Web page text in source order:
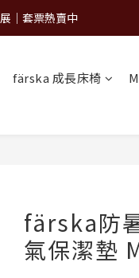
｜套票熱賣中
färska/Poled/MiaMily
｜套票熱賣中
färska 成長床椅
färska防
氣保潔墊